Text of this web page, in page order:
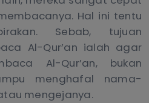
Hal ini tentu
Sebab, tujuan
Al-Qur’an ialah agar
Al-Qur’an, bukan
menghafal nama-
mengejanya.